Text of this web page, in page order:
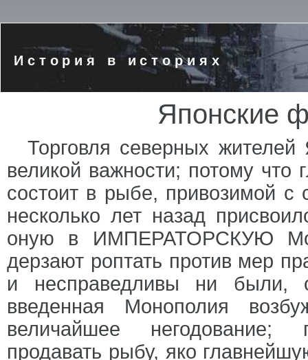
История в историях
Японские
Торговля северных
великой важности; потому что
состоит в рыбе, привозимой с
несколько лет назад
оную в ИМПЕРАТОРСКУЮ
дерзают роптать против мер
и несправедливы ни были,
введенная Монополия
величайшее негодование;
продавать рыбу, яко